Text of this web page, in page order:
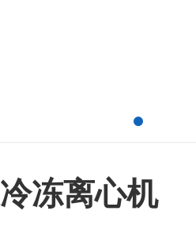
冻离心机